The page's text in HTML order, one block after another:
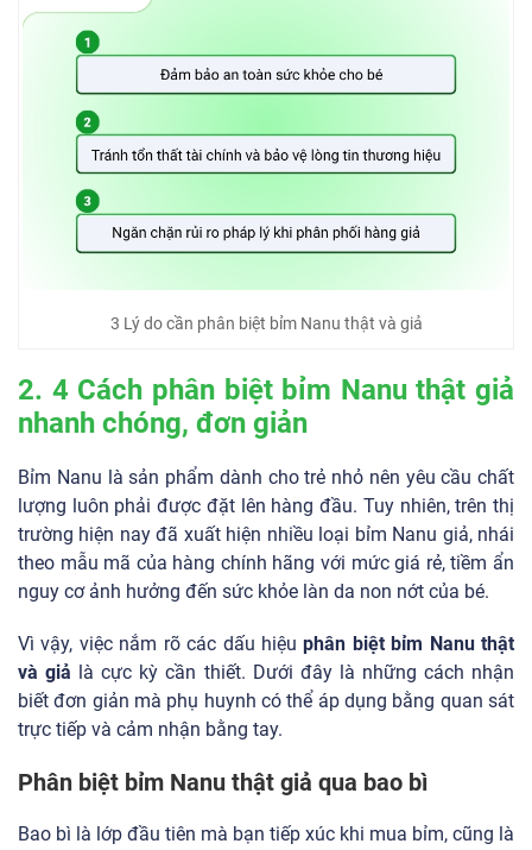
3 Lý do cần phân biệt bỉm Nanu thật và giả
2. 4 Cách phân biệt bỉm Nanu thật giả
nhanh chóng, đơn giản
Bỉm Nanu là sản phẩm dành cho trẻ nhỏ nên yêu cầu chất
lượng luôn phải được đặt lên hàng đầu. Tuy nhiên, trên thị
trường hiện nay đã xuất hiện nhiều loại bỉm Nanu giả, nhái
theo mẫu mã của hàng chính hãng với mức giá rẻ, tiềm ẩn
nguy cơ ảnh hưởng đến sức khỏe làn da non nớt của bé.
Vì vậy, việc nắm rõ các dấu hiệuphân biệt bỉm Nanu thật
và giả là cực kỳ cần thiết. Dưới đây là những cách nhận
biết đơn giản mà phụ huynh có thể áp dụng bằng quan sát
trực tiếp và cảm nhận bằng tay.
Phân biệt bỉm Nanu thật giả qua bao bì
Bao bì là lớp đầu tiên mà bạn tiếp xúc khi mua bỉm, cũng là